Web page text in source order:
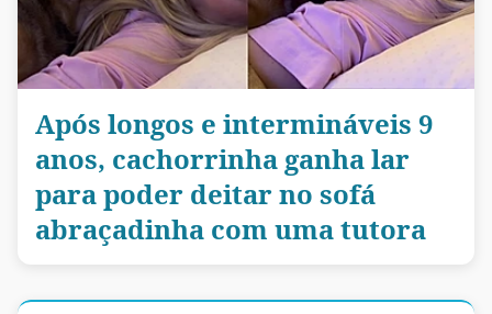
Após longos e intermináveis 9
anos, cachorrinha ganha lar
para poder deitar no sofá
abraçadinha com uma tutora